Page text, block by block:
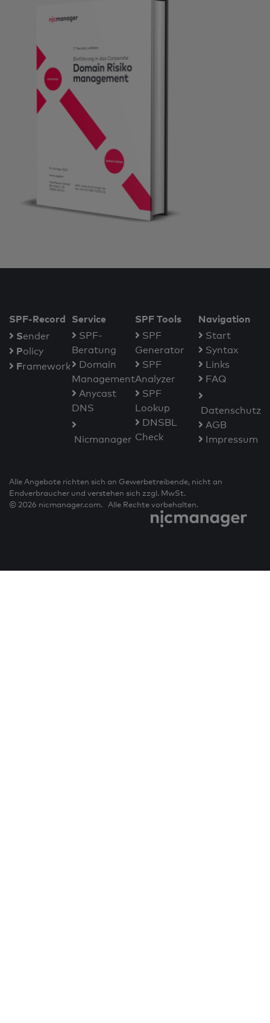
SPF-Record
Sender
Policy
Framework
Service
SPF-
Beratung
Domain
Management
Anycast
DNS
Nicmanager
SPF Tools
SPF
Generator
SPF
Analyzer
SPF
Lookup
DNSBL
Check
Navigation
Start
Syntax
Links
FAQ
Datenschutz
AGB
Impressum
Alle Angebote richten sich an Gewerbetreibende, nicht an
Endverbraucher und verstehen sich zzgl. MwSt.
© 2026 nicmanager.com. Alle Rechte vorbehalten.